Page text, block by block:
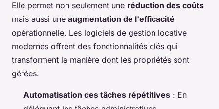
Elle permet non seulement une réduction des coûts
mais aussi une augmentation de l'efficacité
opérationnelle. Les logiciels de gestion locative
modernes offrent des fonctionnalités clés qui
transforment la manière dont les propriétés sont
gérées.
Automatisation des tâches répétitives : En